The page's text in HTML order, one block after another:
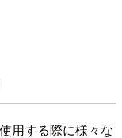
用する際に様々な